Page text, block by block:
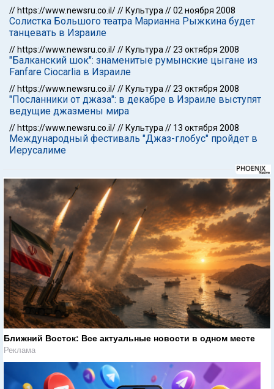
// https://www.newsru.co.il/// Культура //02 ноября 2008
Солистка Большого театра Марианна Рыжкина будет
танцевать в Израиле
// https://www.newsru.co.il/// Культура //23 октября 2008
"Балканский шок": знаменитые румынские цыгане из
Fanfare Ciocarlia в Израиле
// https://www.newsru.co.il/// Культура //23 октября 2008
"Посланники от джаза": в декабре в Израиле выступят
ведущие джазмены мира
// https://www.newsru.co.il/// Культура // 13 октября 2008
Международный фестиваль "Джаз-глобус" пройдет в
Иерусалиме
Ближний Восток: Все актуальные новости в одном месте
Реклама